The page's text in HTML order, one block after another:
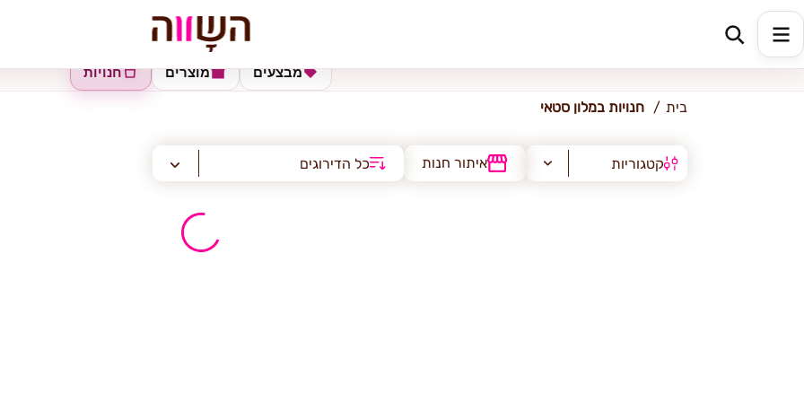
מלון סטאי
חנויות מוצרים מבצעים
בית חנויות במלון סטאי
קטגוריות איתור חנות כל הדירוגים